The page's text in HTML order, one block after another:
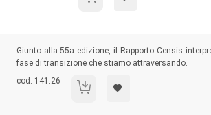
Sommario:
Giunto alla 55a edizione, il Rapporto Censis
fase di transizione che stiamo attraversando.
Codice libro:
cod. 141.26 55° Rapporto sulla situazione